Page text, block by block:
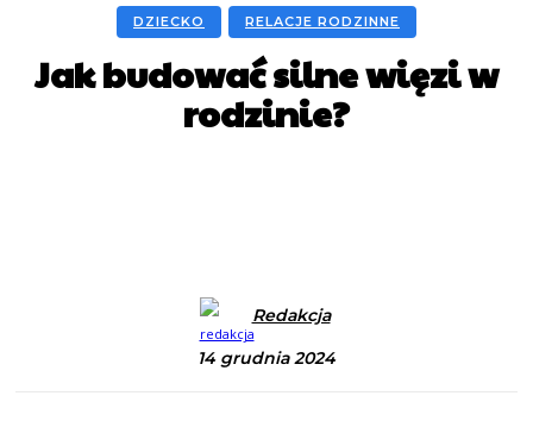
DZIECKO RELACJE RODZINNE
Jak budować silne więzi w
rodzinie?
Redakcja
14 grudnia 2024